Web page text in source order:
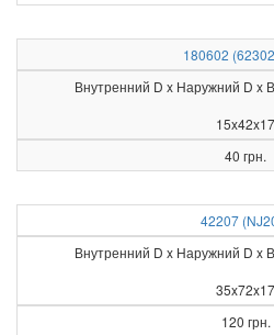
180602
Внутренний D x Наружний D x
15x42x17
40 грн.
42207
Внутренний D x Наружний D x
35x72x17
120 грн.